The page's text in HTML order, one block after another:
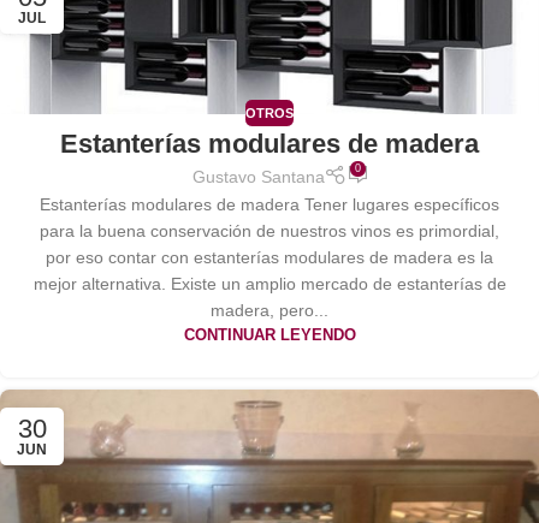
JUL
OTROS
Estanterías modulares de madera
Gustavo Santana 0
Estanterías modulares de madera Tener lugares específicos
para la buena conservación de nuestros vinos es primordial,
por eso contar con estanterías modulares de madera es la
mejor alternativa. Existe un amplio mercado de estanterías de
madera, pero...
CONTINUAR LEYENDO
30
JUN